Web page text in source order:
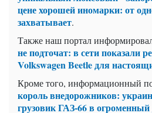
цене хорошей иномарки: от
захватывает.
Также наш портал
не подточат: в сети показали
Volkswagen Beetle для
Кроме того, информационный
король внедорожников:
грузовик ГАЗ-66 в